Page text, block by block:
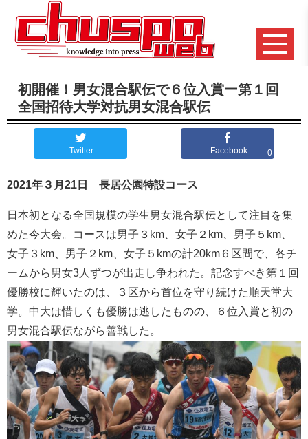
初開催！男女混合駅伝で６位入賞ー第１回
全国招待大学対抗男女混合駅伝
Twitter Facebook 0
2021年３月21日 長居公園特設コース
日本初となる全国規模の学生男女混合駅伝として注目を集
めた今大会。コースは男子３km、女子２km、男子５km、
女子３km、男子２km、女子５kmの計20km６区間で、各チ
ームから男女3人ずつが出走し争われた。記念すべき第１回
優勝校に輝いたのは、３区から首位を守り続けた順天堂大
学。中大は惜しくも優勝は逃したものの、６位入賞と初の
男女混合駅伝ながら善戦した。